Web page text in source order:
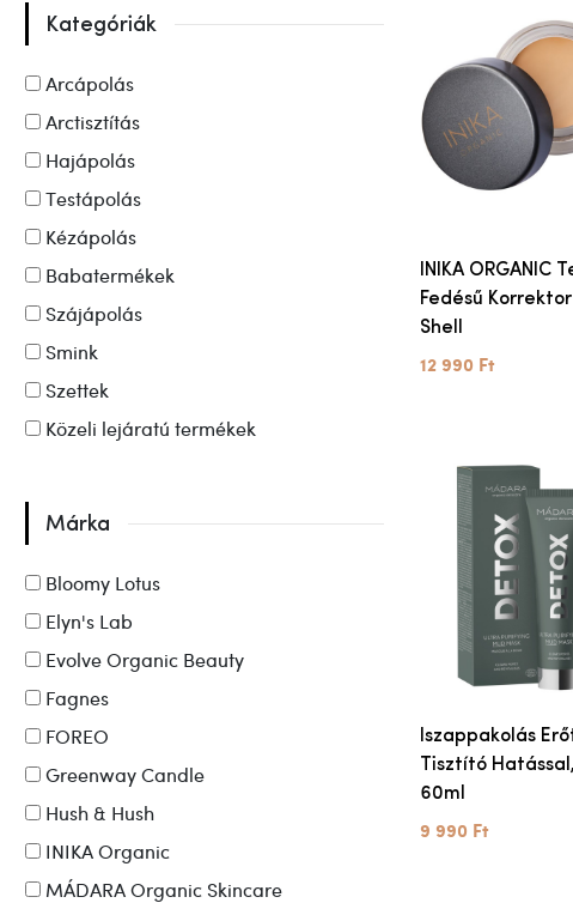
Kategóriák
Arcápolás
Arctisztítás
Hajápolás
Testápolás
Kézápolás
Babatermékek
Szájápolás
Smink
Szettek
Közeli lejáratú termékek
Márka
Bloomy Lotus
Elyn's Lab
Evolve Organic Beauty
Fagnes
FOREO
Greenway Candle
Hush & Hush
INIKA Organic
MÁDARA Organic Skincare
INIKA ORGANIC
Fedésű
Shell
12 990 Ft
Iszappakolás
Tisztító Hatással,
60ml
9 990 Ft